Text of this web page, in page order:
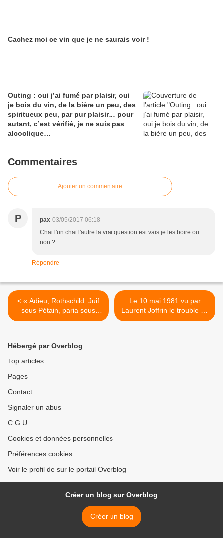
Cachez moi ce vin que je ne saurais voir !
Outing : oui j’ai fumé par plaisir, oui
je bois du vin, de la bière un peu, des
spiritueux peu, par pur plaisir… pour
autant, c’est vérifié, je ne suis pas
alcoolique…
Commentaires
Ajouter un commentaire
P pax 03/05/2017 06:18
Chai l'un chai l'autre la vrai question est vais je les boire ou
non ?
Répondre
< « Adieu, Rothschild. Juif
sous Pétain, paria sous
Mitterrand, pour moi, cela
vie, c’est trop» Guy de
Le 10 mai 1981 vu par
Laurent Joffrin le trouble de
la gauche non communiste
Hébergé par Overblog
Top articles
Pages
Contact
Signaler un abus
C.G.U.
Cookies et données personnelles
Préférences cookies
Voir le profil de sur le portail Overblog
Créer un blog sur Overblog
Créer un blog